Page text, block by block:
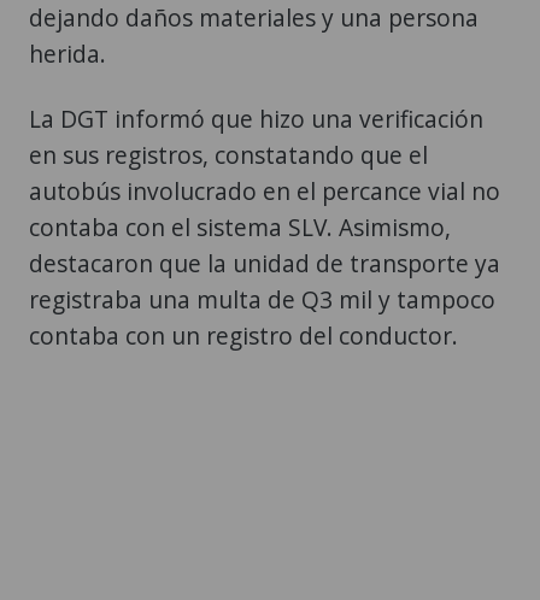
dejando daños materiales y una persona
herida.
La DGT informó que hizo una verificación
en sus registros, constatando que el
autobús involucrado en el percance vial no
contaba con el sistema SLV. Asimismo,
destacaron que la unidad de transporte ya
registraba una multa de Q3 mil y tampoco
contaba con un registro del conductor.